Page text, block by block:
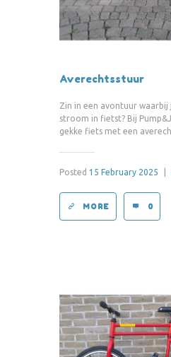
Averechtsstuur
Zin in een avontuur
stroom in fietst? Bij
gekke fiets met een
Posted 15 February 2025
MORE 0